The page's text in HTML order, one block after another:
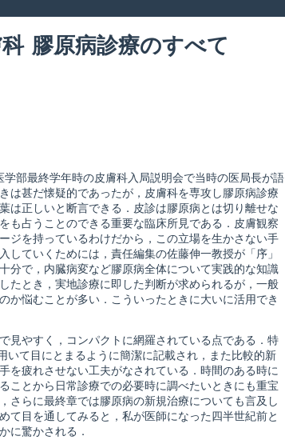
膠原病診療のすべて
学部最終学年時の皮膚科入局説明会で当時の医局長が語
は甚だ懐疑的であったが，皮膚科を専攻し膠原病診療
は正しいと断言できる．皮診は膠原病とは切り離せな
も占うことのできる重要な臨床所見である．皮膚観察
ジを持っているわけだから，この立場を生かさない手
ていくためには，責任編集の佐藤伸一教授が「序」
分で，内臓病変など膠原病全体について実践的な知識
たとき，実地診療に即した判断が求められるが，一般
か悩むことが多い．こういったときに大いに活用でき
見やすく，コンパクトに網羅されている点である．特
て目にとまるように簡潔に記載され，また比較的新
を疲れさせない工夫がなされている．時間のある時に
ことから日常診療での必要時に調べたいときにも重宝
さらに最終章では膠原病の新規治療についても言及し
て目を通してみると，私が医師になった四半世紀前と
に驚かされる．